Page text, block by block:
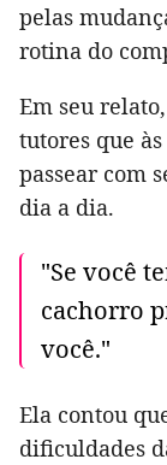
pelas
rotina do
Em seu
tutores que
passear com
dia a dia.
"Se você
cachorro
você."
Ela contou
dificuldades